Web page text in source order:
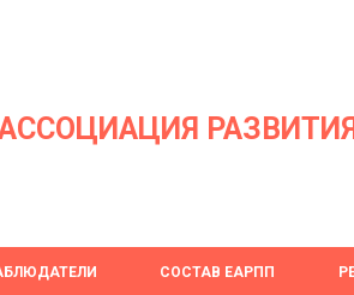
СОСТАВ ЕАРПП